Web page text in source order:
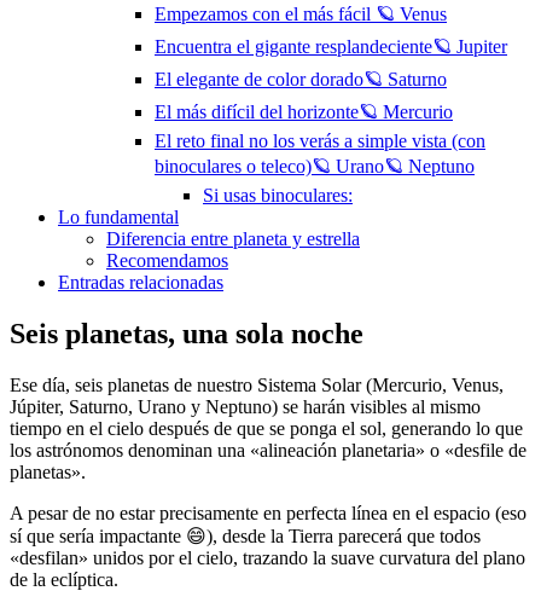
Empezamos con el más fácil 🪐 Venus
Encuentra el gigante resplandeciente🪐 Jupiter
El elegante de color dorado🪐 Saturno
El más difícil del horizonte🪐 Mercurio
El reto final no los verás a simple vista (con
binoculares o teleco)🪐 Urano🪐 Neptuno
Si usas binoculares:
Lo fundamental
Diferencia entre planeta y estrella
Recomendamos
Entradas relacionadas
Seis planetas, una sola noche
Ese día, seis planetas de nuestro Sistema Solar (Mercurio, Venus,
Júpiter, Saturno, Urano y Neptuno) se harán visibles al mismo
tiempo en el cielo después de que se ponga el sol, generando lo que
los astrónomos denominan una «alineación planetaria» o «desfile de
planetas».
A pesar de no estar precisamente en perfecta línea en el espacio (eso
sí que sería impactante 😄), desde la Tierra parecerá que todos
«desfilan» unidos por el cielo, trazando la suave curvatura del plano
de la eclíptica.